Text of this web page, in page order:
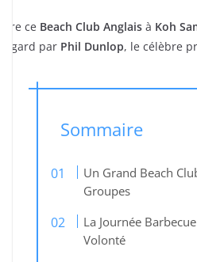
ce Beach Club Anglais à Koh
égard par Phil Dunlop, le célèbre
Sommaire
Un Grand Beach
Groupes
La Journée
Volonté